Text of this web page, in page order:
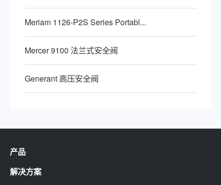
Meriam 1126-P2S Series Portabl...
Mercer 9100 法兰式安全阀
Generant 高压安全阀
产品
解决方案